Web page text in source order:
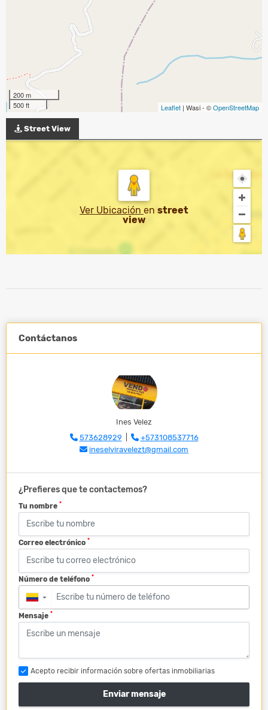
200 m
500 ft
Leaflet | Wasi - ©OpenStreetMap
Street View
Ver Ubicación en street
view
Contáctanos
Ines Velez
573628929
+573108537716
ineselviravelezt@gmail.com
¿Prefieres que te contactemos?
Tu nombre *
Correo electrónico *
Número de teléfono *
▼
Mensaje *
Acepto recibir información sobre ofertas inmobiliarias
Enviar mensaje